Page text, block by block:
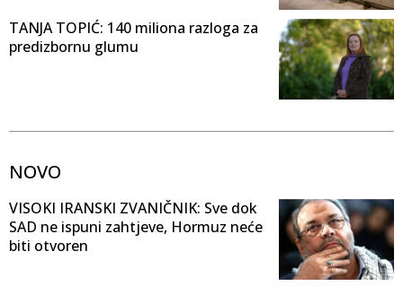
TANJA TOPIĆ: 140 miliona razloga za
predizbornu glumu
NOVO
VISOKI IRANSKI ZVANIČNIK: Sve dok
SAD ne ispuni zahtjeve, Hormuz neće
biti otvoren